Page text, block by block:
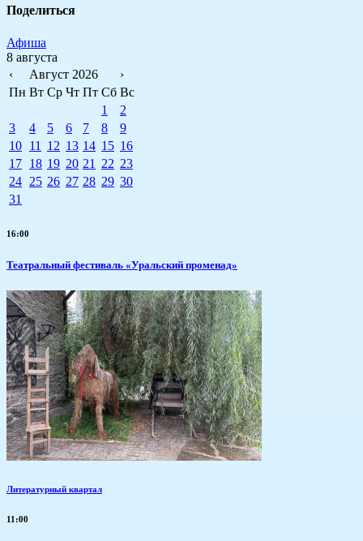
Поделиться
Афиша
8 августа
‹
Август 2026
›
Пн Вт Ср Чт Пт Сб Вс
1
2
3
4 5 6 7 8
9
10 11 12 13 14 15 16
17 18 19 20 21 22 23
24 25 26 27 28 29 30
31
16:00
Театральный фестиваль «Уральский променад»
Литературный квартал
11:00